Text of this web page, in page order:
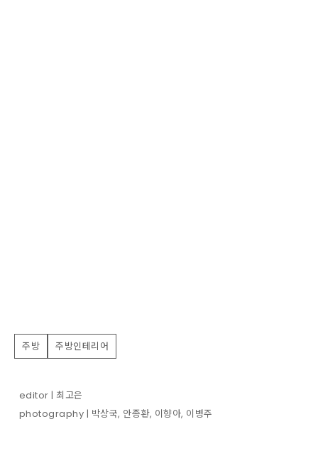
주방 주방인테리어
editor | 최고은
photography | 박상국, 안종환, 이향아, 이병주